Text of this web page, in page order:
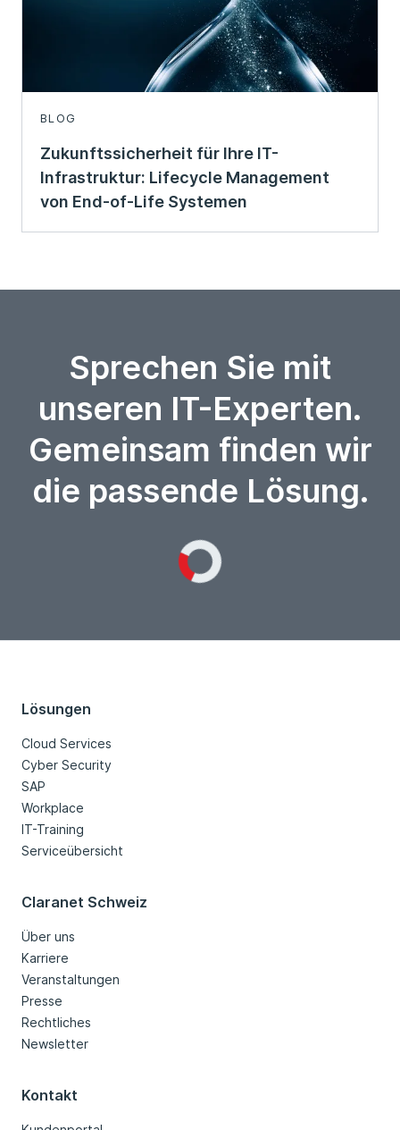
BLOG
Zukunftssicherheit für Ihre IT-
Infrastruktur: Lifecycle Management
von End-of-Life Systemen
Sprechen Sie mit
unseren IT-Experten.
Gemeinsam finden wir
die passende Lösung.
Lösungen
Cloud Services
Cyber Security
SAP
Workplace
IT-Training
Serviceübersicht
Claranet Schweiz
Über uns
Karriere
Veranstaltungen
Presse
Rechtliches
Newsletter
Kontakt